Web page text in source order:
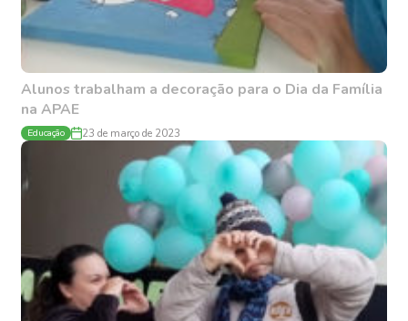
Alunos trabalham a decoração para o Dia da Família
na APAE
Educação 23 de março de 2023